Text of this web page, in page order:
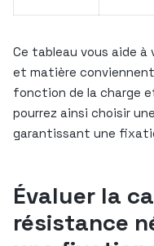
Ce tableau vous aide à
et matière
fonction de la charge
pourrez ainsi choisir
garantissant une
Évaluer la
résistance